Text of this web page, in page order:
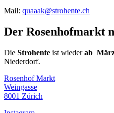
Mail: quaaak@strohente.ch
Der Rosenhofmarkt
Die Strohente ist wiederab März
Niederdorf.
Rosenhof Markt
Weingasse
8001 Zürich